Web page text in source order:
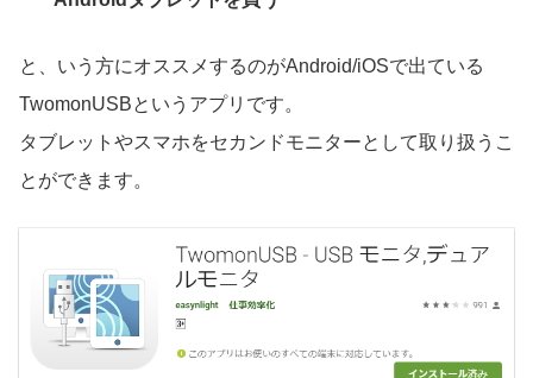
と、いう方にオススメするのがAndroid/iOSで出ている
TwomonUSBというアプリです。
タブレットやスマホをセカンドモニターとして取り扱うこ
とができます。